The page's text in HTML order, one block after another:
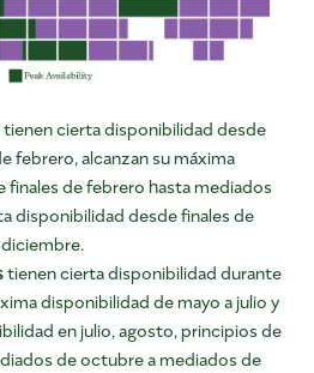
tienen cierta disponibilidad desde
febrero, alcanzan su máxima
finales de febrero hasta mediados
disponibilidad desde finales de
tienen cierta disponibilidad durante
disponibilidad de mayo a julio y
en julio, agosto, principios de
de octubre a mediados de